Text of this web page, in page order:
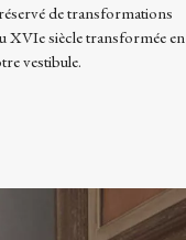
de transformations
XVIe siècle transformée en
vestibule.